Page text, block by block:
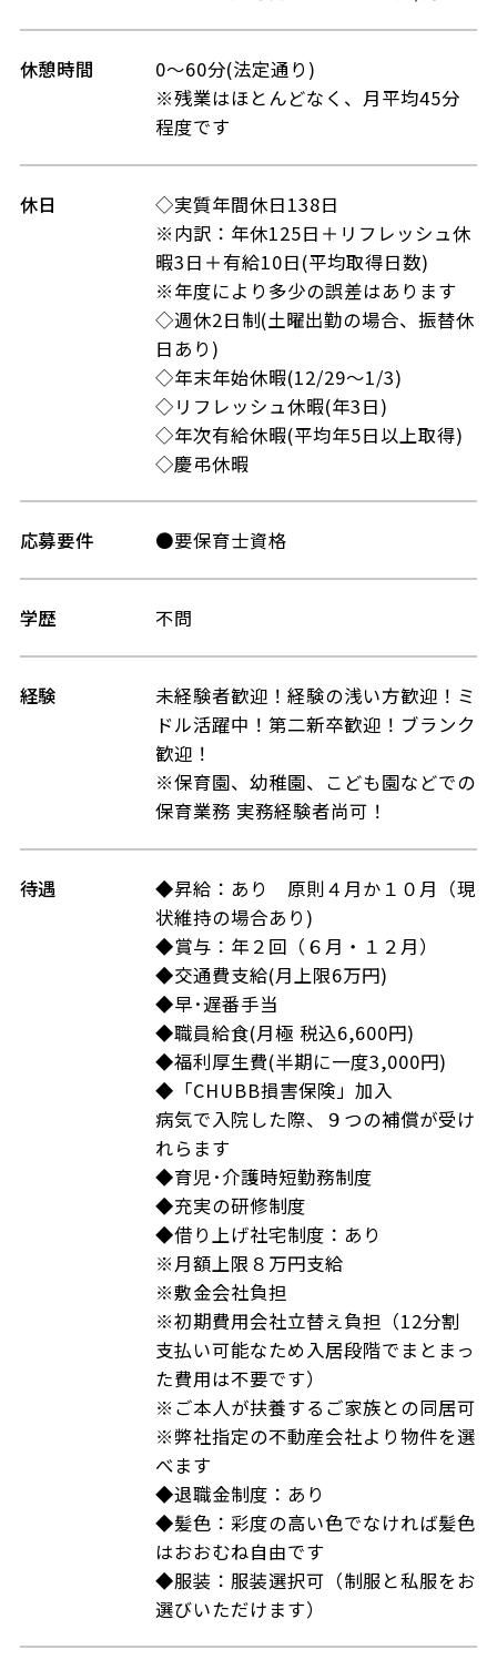
休憩時間
0～60分(法定通り)
※残業はほとんどなく、月平均45分
程度です
休日
◇実質年間休日138日
※内訳：年休125日＋リフレッシュ休
暇3日＋有給10日(平均取得日数)
※年度により多少の誤差はあります
◇週休2日制(土曜出勤の場合、振替休
日あり)
◇年末年始休暇(12/29～1/3)
◇リフレッシュ休暇(年3日)
◇年次有給休暇(平均年5日以上取得)
◇慶弔休暇
応募要件 ●要保育士資格
学歴 不問
経験
未経験者歓迎！経験の浅い方歓迎！ミ
ドル活躍中！第二新卒歓迎！ブランク
歓迎！
※保育園、幼稚園、こども園などでの
保育業務 実務経験者尚可！
待遇
◆昇給：あり 原則４月か１０月（現
状維持の場合あり)
◆賞与：年２回（６月・１２月）
◆交通費支給(月上限6万円)
◆早･遅番手当
◆職員給食(月極 税込6,600円)
◆福利厚生費(半期に一度3,000円)
◆「CHUBB損害保険」加入
病気で入院した際、９つの補償が受け
れらます
◆育児･介護時短勤務制度
◆充実の研修制度
◆借り上げ社宅制度：あり
※月額上限８万円支給
※敷金会社負担
※初期費用会社立替え負担（12分割
支払い可能なため入居段階でまとまっ
た費用は不要です）
※ご本人が扶養するご家族との同居可
※弊社指定の不動産会社より物件を選
べます
◆退職金制度：あり
◆髪色：彩度の高い色でなければ髪色
はおおむね自由です
◆服装：服装選択可（制服と私服をお
選びいただけます）